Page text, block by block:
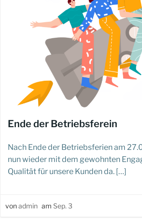
Ende der Betriebsferein
Nach Ende der Betriebsferien am
nun wieder mit dem gewohnten
Qualität für unsere Kunden da. […]
vonadmin am Sep. 3